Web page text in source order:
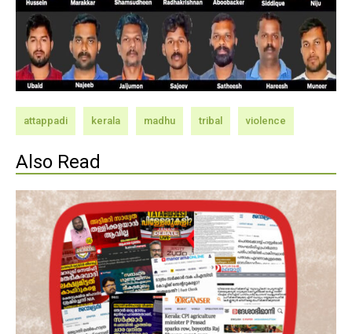
attappadi kerala madhu tribal violence
Also Read